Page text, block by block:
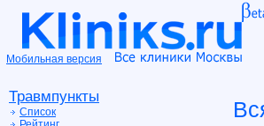
Травмпункты
Список
Мобильная версия